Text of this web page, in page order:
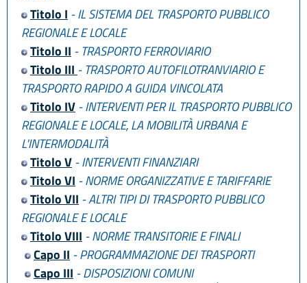
Titolo I - IL SISTEMA DEL TRASPORTO PUBBLICO
REGIONALE E LOCALE
Titolo II - TRASPORTO FERROVIARIO
Titolo III - TRASPORTO AUTOFILOTRANVIARIO E
TRASPORTO RAPIDO A GUIDA VINCOLATA
Titolo IV- INTERVENTI PER IL TRASPORTO PUBBLICO
REGIONALE E LOCALE, LA MOBILITÀ URBANA E
L'INTERMODALITÀ
Titolo V- INTERVENTI FINANZIARI
Titolo VI - NORME ORGANIZZATIVE E TARIFFARIE
Titolo VII - ALTRI TIPI DI TRASPORTO PUBBLICO
REGIONALE E LOCALE
Titolo VIII - NORME TRANSITORIE E FINALI
Capo II - PROGRAMMAZIONE DEI TRASPORTI
Capo III - DISPOSIZIONI COMUNI